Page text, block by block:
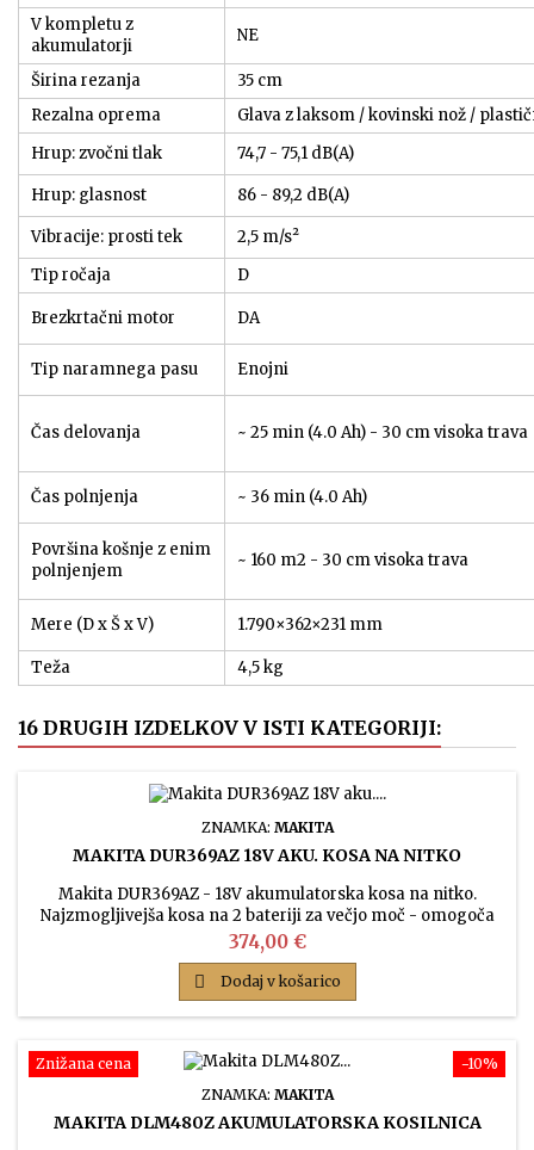
V kompletu z
akumulatorji
NE
Širina rezanja
35 cm
Rezalna oprema
Glava z laksom / kovinski nož /
Hrup: zvočni tlak
74,7 - 75,1 dB(A)
Hrup: glasnost 86 - 89,2 dB(A)
Vibracije: prosti tek
2,5 m/s²
Tip ročaja
D
Brezkrtačni motor DA
Tip naramnega pasu Enojni
Čas delovanja ~ 25 min (4.0 Ah) - 30 cm visoka trava
Čas polnjenja ~ 36 min (4.0 Ah)
Površina košnje z enim
polnjenjem
~ 160 m2 - 30 cm visoka trava
Mere (D x Š x V) 1.790×362×231 mm
Teža 4,5 kg
16 DRUGIH IZDELKOV V ISTI KATEGORIJI:
ZNAMKA: MAKITA
MAKITA DUR369AZ 18V AKU. KOSA NA NITKO
Makita DUR369AZ - 18V akumulatorska kosa na nitko.
Najzmogljivejša kosa na 2 bateriji za večjo moč - omogoča
košnjo visoke in goste trave! Model ima U-ročaj ali kolesarski
ročaj za udobno košnjo po ravnem terenu.
Cena
374,00 €
 Dodaj v košarico
−10%
Znižana cena
ZNAMKA: MAKITA
MAKITA DLM480Z AKUMULATORSKA KOSILNICA